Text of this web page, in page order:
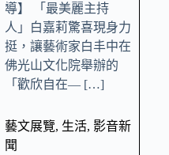
導】 「最美麗主持
人」白嘉莉驚喜現身力
挺，讓藝術家白丰中在
佛光山文化院舉辦的
「歡欣自在— […]
藝文展覽, 生活, 影音新
聞